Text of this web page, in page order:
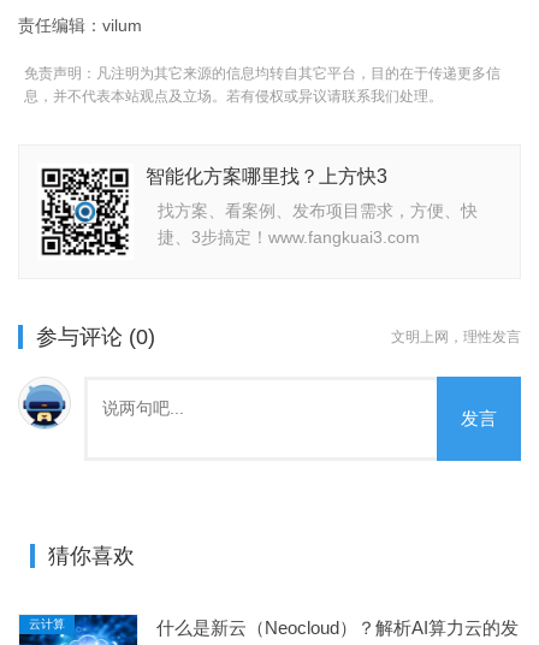
责任编辑：vilum
免责声明：凡注明为其它来源的信息均转自其它平台，目的在于传递更多信
息，并不代表本站观点及立场。若有侵权或异议请联系我们处理。
智能化方案哪里找？上方快3
找方案、看案例、发布项目需求，方便、快
捷、3步搞定！www.fangkuai3.com
参与评论 (0) 文明上网，理性发言
发言
猜你喜欢
云计算
什么是新云（Neocloud）？解析AI算力云的发